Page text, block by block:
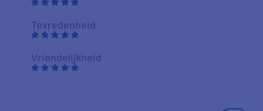
Tevredenheid
Vriendelijkheid